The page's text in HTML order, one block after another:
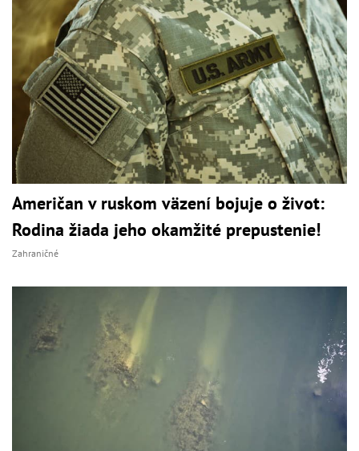
Američan v ruskom väzení bojuje o život:
Rodina žiada jeho okamžité prepustenie!
Zahraničné